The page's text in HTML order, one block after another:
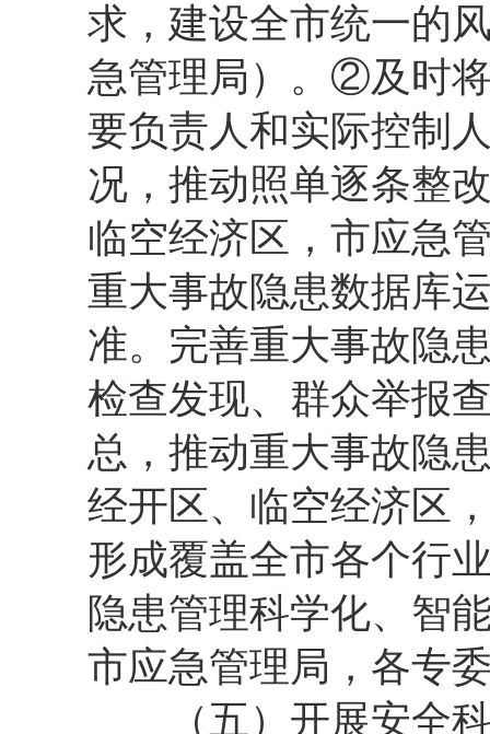
求，建设全市统一的
急管理局）。②及时
要负责人和实际控制
况，推动照单逐条整
临空经济区，市应急
重大事故隐患数据库
准。完善重大事故隐
检查发现、群众举报
总，推动重大事故隐
经开区、临空经济区
形成覆盖全市各个行
隐患管理科学化、智
市应急管理局，各专
（五）开展安全科